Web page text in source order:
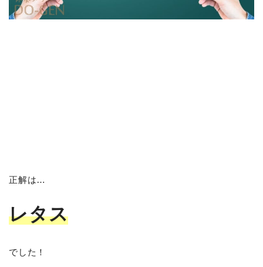
正解は…
レタス
でした！